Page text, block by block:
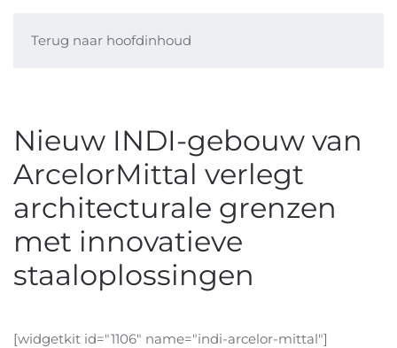
Terug naar hoofdinhoud
Nieuw INDI-gebouw van
ArcelorMittal verlegt
architecturale grenzen
met innovatieve
staaloplossingen
[widgetkit id="1106" name="indi-arcelor-mittal"]